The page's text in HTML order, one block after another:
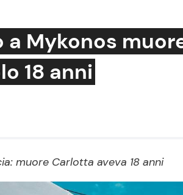
Benessere
Mondo Mamma
News benessere
a Mykonos
18 anni
muore Carlotta aveva 18 anni